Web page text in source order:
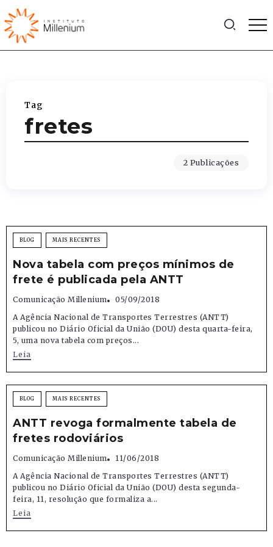
Tag
fretes
2 Publicações
BLOG MAIS RECENTES
Nova tabela com preços mínimos de
frete é publicada pela ANTT
Comunicação Millenium
05/09/2018
A Agência Nacional de Transportes Terrestres (ANTT)
publicou no Diário Oficial da União (DOU) desta quarta-feira,
5, uma nova tabela com preços...
Leia
BLOG MAIS RECENTES
ANTT revoga formalmente tabela de
fretes rodoviários
Comunicação Millenium
11/06/2018
A Agência Nacional de Transportes Terrestres (ANTT)
publicou no Diário Oficial da União (DOU) desta segunda-
feira, 11, resolução que formaliza a...
Leia